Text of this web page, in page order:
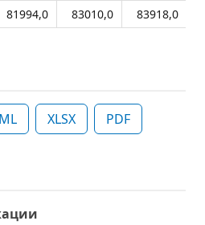
81994,0 83010,0 83918,0
XLSX PDF